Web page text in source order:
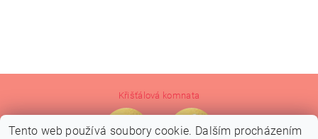
Křišťálová komnata
Tento web používá soubory cookie. Dalším procházením